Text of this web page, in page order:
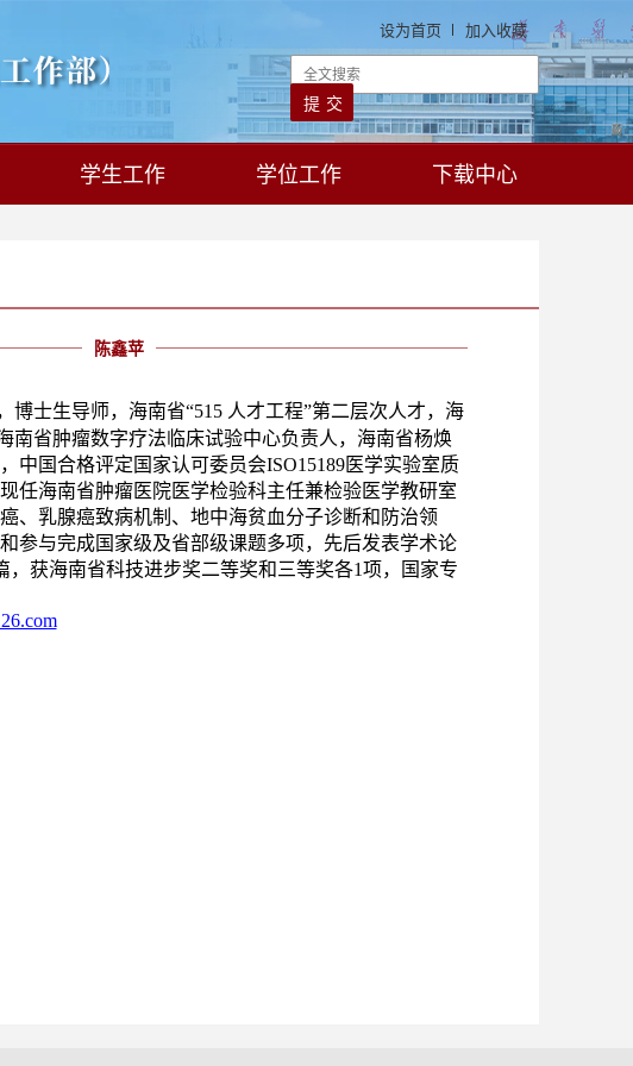
设为首页 加入收藏
学生工作 学位工作 下载中心
陈鑫苹
博士生导师， 海南省“515 人才工程”第二层次人才，海
南省肿瘤数字疗法临床试验中心负责人，海南省杨焕
中国合格评定国家认可委员会ISO15189医学实验室质
任海南省肿瘤医院医学检验科主任兼检验医学教研室
、乳腺癌致病机制、地中海贫血分子诊断和防治领
参与完成国家级及省部级课题多项，先后发表学术论
，获海南省科技进步奖二等奖和三等奖各1项，国家专